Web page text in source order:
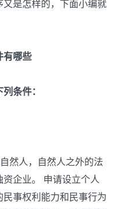
是怎样的，下面小编就
哪些
条件：
然人，自然人之外的法
企业。 申请设立个人
事权利能力和民事行为